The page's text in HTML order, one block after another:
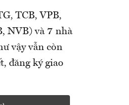
TCB, VPB,
NVB) và 7 nhà
vậy vẫn còn
đăng ký giao